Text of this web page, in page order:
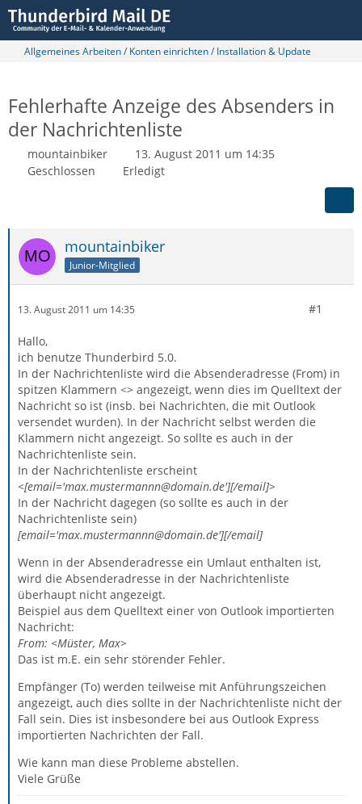
Allgemeines Arbeiten / Konten einrichten / Installation & Update
Fehlerhafte Anzeige des Absenders in
der Nachrichtenliste
mountainbiker
13. August 2011 um 14:35
Geschlossen
Erledigt
mountainbiker
Junior-Mitglied
13. August 2011 um 14:35 #1
Hallo,
ich benutze Thunderbird 5.0.
In der Nachrichtenliste wird die Absenderadresse (From) in
spitzen Klammern <> angezeigt, wenn dies im Quelltext der
Nachricht so ist (insb. bei Nachrichten, die mit Outlook
versendet wurden). In der Nachricht selbst werden die
Klammern nicht angezeigt. So sollte es auch in der
Nachrichtenliste sein.
In der Nachrichtenliste erscheint
<[email='max.mustermannn@domain.de'][/email]>
In der Nachricht dagegen (so sollte es auch in der
Nachrichtenliste sein)
[email='max.mustermannn@domain.de'][/email]
Wenn in der Absenderadresse ein Umlaut enthalten ist,
wird die Absenderadresse in der Nachrichtenliste
überhaupt nicht angezeigt.
Beispiel aus dem Quelltext einer von Outlook importierten
Nachricht:
From: <Müster, Max>
Das ist m.E. ein sehr störender Fehler.
Empfänger (To) werden teilweise mit Anführungszeichen
angezeigt, auch dies sollte in der Nachrichtenliste nicht der
Fall sein. Dies ist insbesondere bei aus Outlook Express
importierten Nachrichten der Fall.
Wie kann man diese Probleme abstellen.
Viele Grüße